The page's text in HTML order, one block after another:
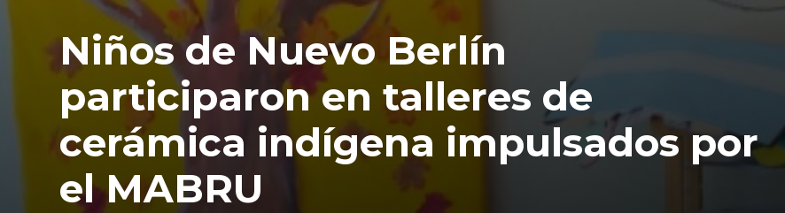
Niños de Nuevo Berlín
participaron en talleres de
cerámica indígena impulsados por
el MABRU